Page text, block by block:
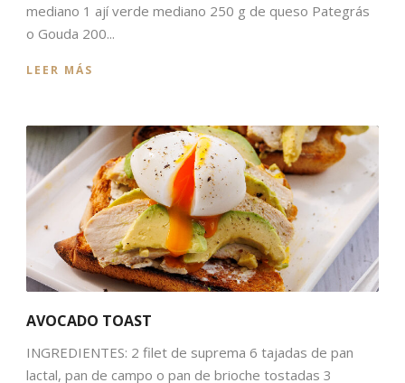
mediano 1 ají verde mediano 250 g de queso Pategrás
o Gouda 200...
LEER MÁS
AVOCADO TOAST
INGREDIENTES: 2 filet de suprema 6 tajadas de pan
lactal, pan de campo o pan de brioche tostadas 3